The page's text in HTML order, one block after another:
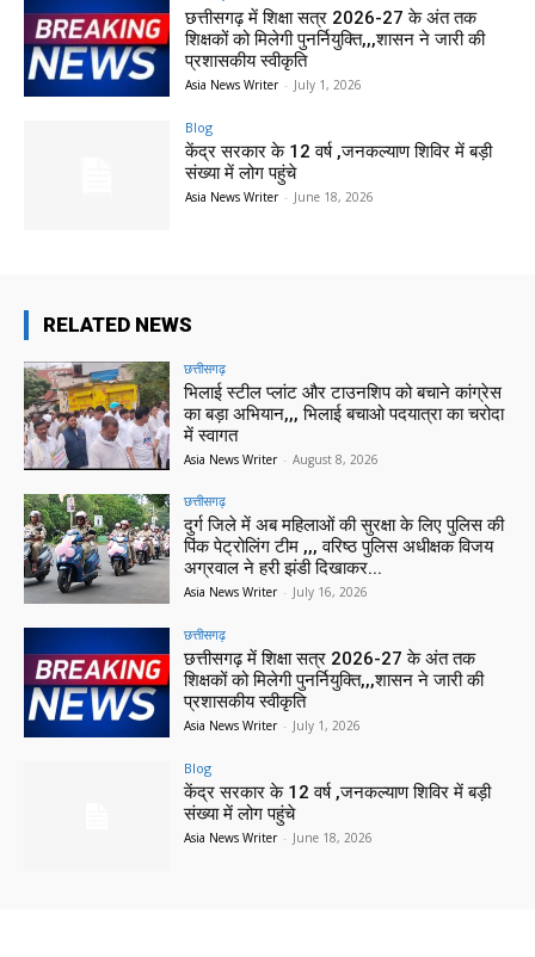
छत्तीसगढ़ में शिक्षा सत्र 2026-27 के अंत तक
शिक्षकों को मिलेगी पुनर्नियुक्ति,,,शासन ने जारी की
प्रशासकीय स्वीकृति
Asia News Writer - July 1, 2026
Blog
केंद्र सरकार के 12 वर्ष ,जनकल्याण शिविर में बड़ी
संख्या में लोग पहुंचे
Asia News Writer - June 18, 2026
RELATED NEWS
छत्तीसगढ़
भिलाई स्टील प्लांट और टाउनशिप को बचाने कांग्रेस
का बड़ा अभियान,,, भिलाई बचाओ पदयात्रा का चरोदा
में स्वागत
Asia News Writer - August 8, 2026
छत्तीसगढ़
दुर्ग जिले में अब महिलाओं की सुरक्षा के लिए पुलिस की
पिंक पेट्रोलिंग टीम ,,, वरिष्ठ पुलिस अधीक्षक विजय
अग्रवाल ने हरी झंडी दिखाकर...
Asia News Writer - July 16, 2026
छत्तीसगढ़
छत्तीसगढ़ में शिक्षा सत्र 2026-27 के अंत तक
शिक्षकों को मिलेगी पुनर्नियुक्ति,,,शासन ने जारी की
प्रशासकीय स्वीकृति
Asia News Writer - July 1, 2026
Blog
केंद्र सरकार के 12 वर्ष ,जनकल्याण शिविर में बड़ी
संख्या में लोग पहुंचे
Asia News Writer - June 18, 2026